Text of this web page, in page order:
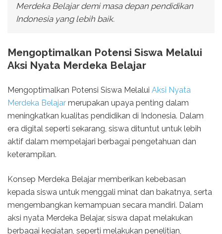
Merdeka Belajar demi masa depan pendidikan
Indonesia yang lebih baik.
Mengoptimalkan Potensi Siswa Melalui
Aksi Nyata Merdeka Belajar
Mengoptimalkan Potensi Siswa Melalui Aksi Nyata
Merdeka Belajar merupakan upaya penting dalam
meningkatkan kualitas pendidikan di Indonesia. Dalam
era digital seperti sekarang, siswa dituntut untuk lebih
aktif dalam mempelajari berbagai pengetahuan dan
keterampilan.
Konsep Merdeka Belajar memberikan kebebasan
kepada siswa untuk menggali minat dan bakatnya, serta
mengembangkan kemampuan secara mandiri. Dalam
aksi nyata Merdeka Belajar, siswa dapat melakukan
berbagai kegiatan, seperti melakukan penelitian,